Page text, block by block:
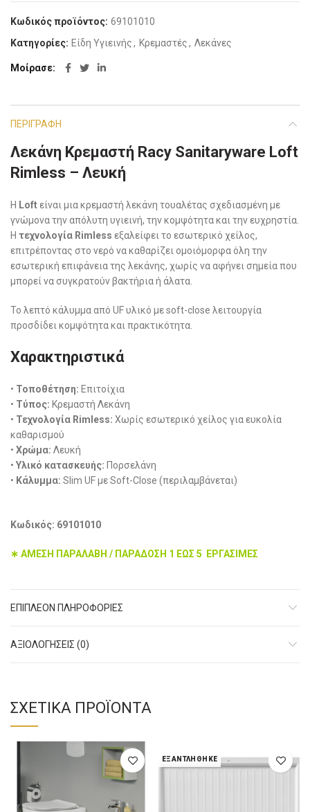
Κωδικός προϊόντος: 69101010
Κατηγορίες: Είδη Υγιεινής, Κρεμαστές, Λεκάνες
Μοίρασε
ΠΕΡΙΓΡΑΦΉ
Λεκάνη Κρεμαστή Racy Sanitaryware Loft
Rimless – Λευκή
Η Loft είναι μια κρεμαστή λεκάνη τουαλέτας σχεδιασμένη με
γνώμονα την απόλυτη υγιεινή, την κομψότητα και την ευχρηστία.
Η τεχνολογία Rimless εξαλείφει το εσωτερικό χείλος,
επιτρέποντας στο νερό να καθαρίζει ομοιόμορφα όλη την
εσωτερική επιφάνεια της λεκάνης, χωρίς να αφήνει σημεία που
μπορεί να συγκρατούν βακτήρια ή άλατα.
Το λεπτό κάλυμμα από UF υλικό με soft-close λειτουργία
προσδίδει κομψότητα και πρακτικότητα.
Χαρακτηριστικά
• Τοποθέτηση: Επιτοίχια
• Τύπος: Κρεμαστή Λεκάνη
• Τεχνολογία Rimless: Χωρίς εσωτερικό χείλος για ευκολία
καθαρισμού
• Χρώμα: Λευκή
• Υλικό κατασκευής: Πορσελάνη
• Κάλυμμα: Slim UF με Soft-Close (περιλαμβάνεται)
Κωδικός: 69101010
∗ ΑΜΕΣΗ ΠΑΡΑΛΑΒΗ / ΠΑΡΑΔΟΣΗ 1 ΕΩΣ 5 ΕΡΓΑΣΙΜΕΣ
ΕΠΙΠΛΈΟΝ ΠΛΗΡΟΦΟΡΊΕΣ
ΑΞΙΟΛΟΓΉΣΕΙΣ (0)
ΣΧΕΤΙΚΆ ΠΡΟΪΌΝΤΑ
ΕΞΑΝΤΛΉΘΗΚΕ